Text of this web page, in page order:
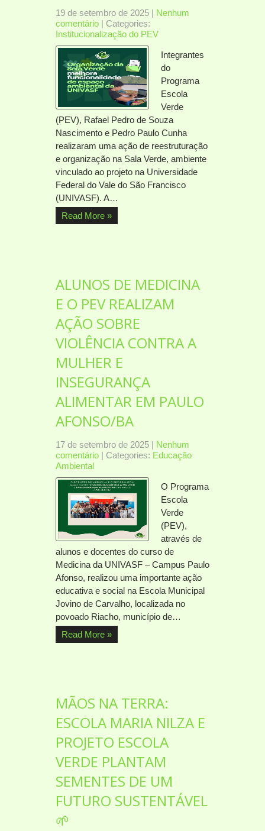
19 de setembro de 2025 | Nenhum
comentário | Categories:
Institucionalização do PEV
Integrantes
do
Programa
Escola
Verde
(PEV), Rafael Pedro de Souza
Nascimento e Pedro Paulo Cunha
realizaram uma ação de reestruturação
e organização na Sala Verde, ambiente
vinculado ao projeto na Universidade
Federal do Vale do São Francisco
(UNIVASF). A…
Read More »
ALUNOS DE MEDICINA
E O PEV REALIZAM
AÇÃO SOBRE
VIOLÊNCIA CONTRA A
MULHER E
INSEGURANÇA
ALIMENTAR EM PAULO
AFONSO/BA
17 de setembro de 2025 | Nenhum
comentário | Categories: Educação
Ambiental
O Programa
Escola
Verde
(PEV),
através de
alunos e docentes do curso de
Medicina da UNIVASF – Campus Paulo
Afonso, realizou uma importante ação
educativa e social na Escola Municipal
Jovino de Carvalho, localizada no
povoado Riacho, município de…
Read More »
MÃOS NA TERRA:
ESCOLA MARIA NILZA E
PROJETO ESCOLA
VERDE PLANTAM
SEMENTES DE UM
FUTURO SUSTENTÁVEL
🌱